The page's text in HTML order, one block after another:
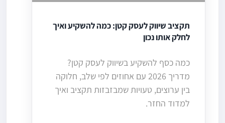
תקציב שיווק לעסק קטן: כמה להשקיע ואיך
לחלק אותו נכון
כמה כסף להשקיע בשיווק לעסק קטן?
מדריך 2026 עם אחוזים לפי שלב, חלוקה
בין ערוצים, טעויות שמבזבזות תקציב ואיך
למדוד החזר.